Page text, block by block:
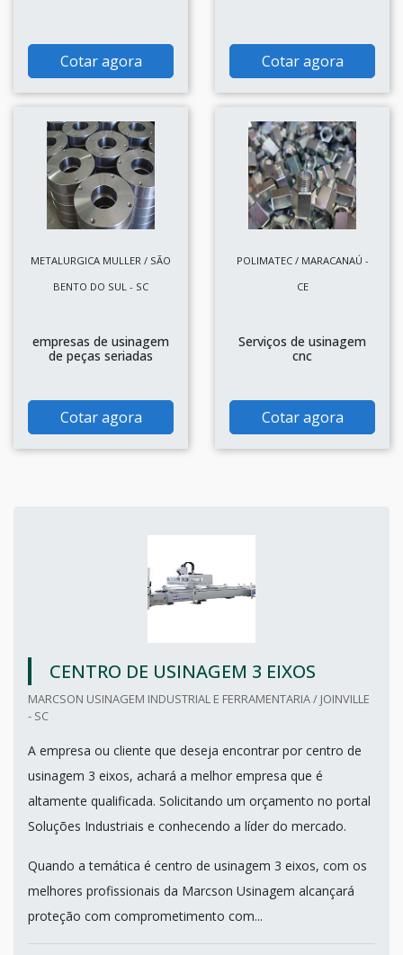
Cotar agora Cotar agora
METALURGICA MULLER / SÃO
BENTO DO SUL - SC
empresas de usinagem
de peças seriadas
Cotar agora
POLIMATEC / MARACANAÚ -
CE
Serviços de usinagem
cnc
Cotar agora
CENTRO DE USINAGEM 3 EIXOS
MARCSON USINAGEM INDUSTRIAL E FERRAMENTARIA / JOINVILLE
- SC
A empresa ou cliente que deseja encontrar por centro de
usinagem 3 eixos, achará a melhor empresa que é
altamente qualificada. Solicitando um orçamento no portal
Soluções Industriais e conhecendo a líder do mercado.
Quando a temática é centro de usinagem 3 eixos, com os
melhores profissionais da Marcson Usinagem alcançará
proteção com comprometimento com...